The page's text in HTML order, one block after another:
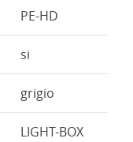
PE-HD
si
grigio
LIGHT-BOX